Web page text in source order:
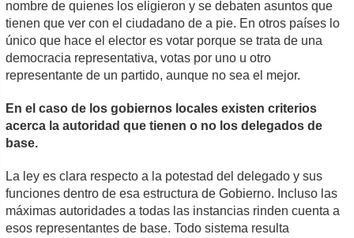
nombre de quienes los eligieron y se debaten asuntos que
tienen que ver con el ciudadano de a pie. En otros países lo
único que hace el elector es votar porque se trata de una
democracia representativa, votas por uno u otro
representante de un partido, aunque no sea el mejor.
En el caso de los gobiernos locales existen criterios
acerca la autoridad que tienen o no los delegados de
base.
La ley es clara respecto a la potestad del delegado y sus
funciones dentro de esa estructura de Gobierno. Incluso las
máximas autoridades a todas las instancias rinden cuenta a
esos representantes de base. Todo sistema resulta